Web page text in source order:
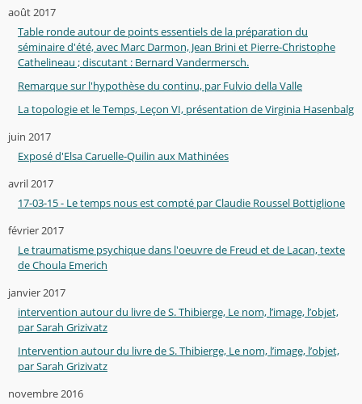
août 2017
Table ronde autour de points essentiels de la préparation du
séminaire d'été, avec Marc Darmon, Jean Brini et Pierre-Christophe
Cathelineau ; discutant : Bernard Vandermersch.
Remarque sur l'hypothèse du continu, par Fulvio della Valle
La topologie et le Temps, Leçon VI, présentation de Virginia Hasenbalg
juin 2017
Exposé d'Elsa Caruelle-Quilin aux Mathinées
avril 2017
17-03-15 - Le temps nous est compté par Claudie Roussel Bottiglione
février 2017
Le traumatisme psychique dans l'oeuvre de Freud et de Lacan, texte
de Choula Emerich
janvier 2017
intervention autour du livre de S. Thibierge, Le nom, l’image, l’objet,
par Sarah Grizivatz
Intervention autour du livre de S. Thibierge, Le nom, l’image, l’objet,
par Sarah Grizivatz
novembre 2016